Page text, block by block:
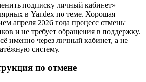
подписку личный кабинет» —
в Yandex по теме. Хорошая
апреля 2026 года процесс отмены
и не требует обращения в поддержку.
именно через личный кабинет, а не
систему.
по отмене